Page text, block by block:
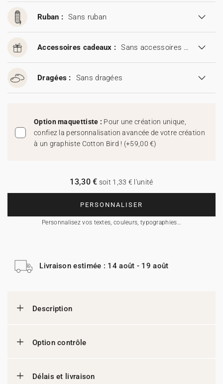
Ruban : Sans ruban
Accessoires cadeaux : Sans accessoires cadeaux
Dragées : Sans dragées
Option maquettiste : Pour une création unique,
confiez la personnalisation avancée de votre création
à un graphiste Cotton Bird ! (+59,00 €)
PERSONNALISER
Personnalisez vos textes, couleurs, typographies…
13,30 € soit 1,33 € l'unité
Livraison estimée : 14 août - 19 août
Description
Option contrôle
Délais et livraison